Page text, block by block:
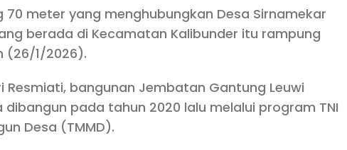
meter yang menghubungkan Desa Sirnamekar
berada di Kecamatan Kalibunder itu rampung
(26/1/2026).
Resmiati, bangunan Jembatan Gantung Leuwi
dibangun pada tahun 2020 lalu melalui program TNI
Desa (TMMD).